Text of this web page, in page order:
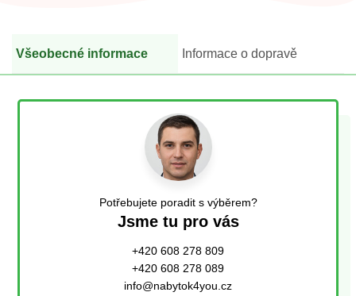
Všeobecné informace Informace o dopravě
Potřebujete poradit s výběrem?
Jsme tu pro vás
+420 608 278 809
+420 608 278 089
info@nabytok4you.cz